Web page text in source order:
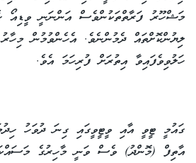
މަޝްހޫރު ފަރާތްތަކުންވެސް އަންނަނީ ވީޑިއޯ
ލިޔުންކޮށްތައް ދެމުންނެވެ. އެހެންވުމުން
ހަލުވިވެފައިވާ އިތުރަށް ފުރިހަމަ އެވެ.
ގައުމީ ޓީވީ އާއި ވީޓީވީގައި ގިނަ ދުވަހު
އާތިފް (މޮންދު) ވެސް ވަނީ މާހިރުގެ